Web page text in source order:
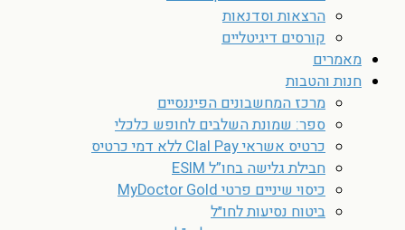
הרצאות וסדנאות
קורסים דיגיטליים
מאמרים
חנות והטבות
מרכז המחשבונים הפיננסיים
ספר: שמונת השלבים לחופש כלכלי
כרטיס אשראי Clal Pay ללא דמי כרטיס
חבילת גלישה בחו”ל ESIM
כיסוי שיניים פרטי MyDoctor Gold
ביטוח נסיעות לחו״ל